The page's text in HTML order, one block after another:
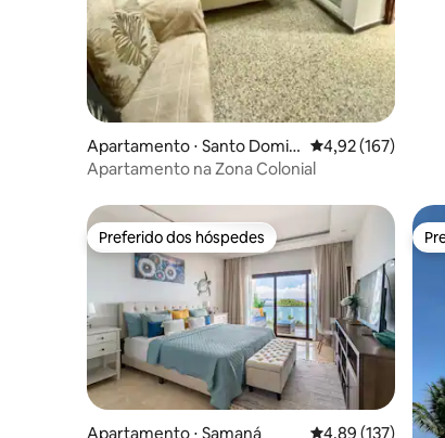
Apartamento ⋅ Santo Domin
go
4,92 de uma
4,92 (167)
Apartamento na Zona Colonial
Preferido dos hóspedes
Preferido dos hóspedes
Apartamento ⋅ Samaná 4,89 de uma
4,89 (137)